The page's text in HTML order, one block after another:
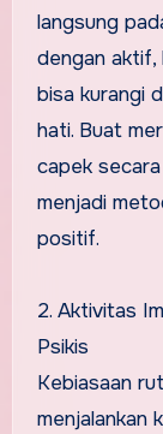
langsung
dengan aktif,
bisa kurangi
hati. Buat
capek
menjadi
positif.
2. Aktivitas
Psikis
Kebiasaan
menjalankan